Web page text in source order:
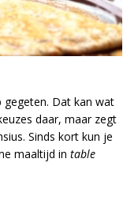
gegeten. Dat kan wat
daar, maar zegt
Sinds kort kun je
maaltijd in table